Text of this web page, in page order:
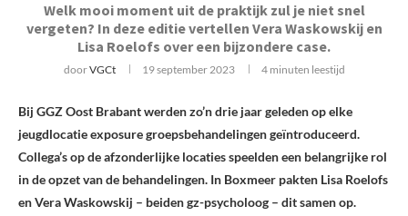
Welk mooi moment uit de praktijk zul je niet snel
vergeten? In deze editie vertellen Vera Waskowskij en
Lisa Roelofs over een bijzondere case.
doorVGCt 19 september 2023 4 minuten leestijd
Bij GGZ Oost Brabant werden zo’n drie jaar geleden op elke
jeugdlocatie exposure groepsbehandelingen geïntroduceerd.
Collega’s op de afzonderlijke locaties speelden een belangrijke rol
in de opzet van de behandelingen. In Boxmeer pakten Lisa Roelofs
en Vera Waskowskij – beiden gz-psycholoog – dit samen op.